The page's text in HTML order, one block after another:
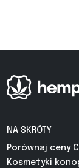
NA SKRÓTY
Porównaj ceny
Kosmetyki